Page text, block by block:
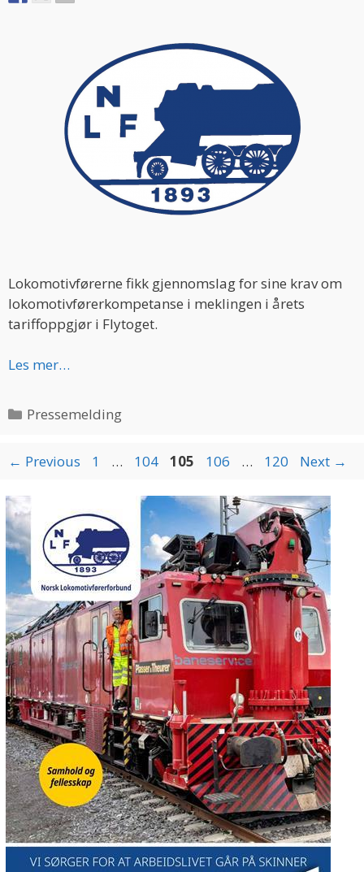
Lokomotivførerne fikk gjennomslag for sine krav om
lokomotivførerkompetanse i meklingen i årets
tariffoppgjør i Flytoget.
Les mer…
Categories
Pressemelding
← Previous Page
1 … Page
104 Page
105 Page
106 … Page
120 Next →